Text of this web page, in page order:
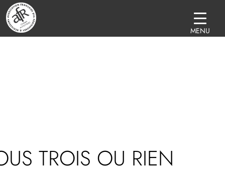
TROIS OU RIEN
MENU